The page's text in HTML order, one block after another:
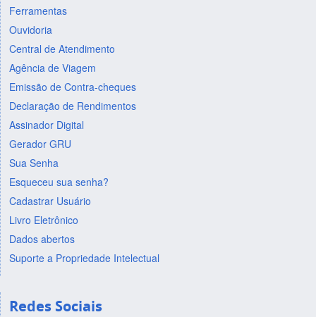
Ferramentas
Ouvidoria
Central de Atendimento
Agência de Viagem
Emissão de Contra-cheques
Declaração de Rendimentos
Assinador Digital
Gerador GRU
Sua Senha
Esqueceu sua senha?
Cadastrar Usuário
Livro Eletrônico
Dados abertos
Suporte a Propriedade Intelectual
Redes Sociais